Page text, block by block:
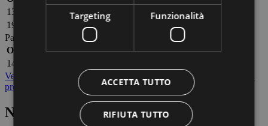
13:30
BQ1981 HANOVER
19:05
DUSSELDORF
Partenze
Orario
Volo via/a
info
14:50
Vedi la programmazione invernale
(opens in new window)
programmazione estiva
(opens in new window)
News
Targeting Funzionalità
ACCETTA TUTTO
RIFIUTA TUTTO